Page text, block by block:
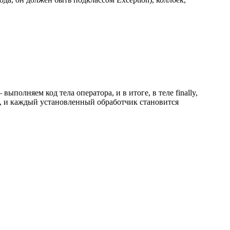
код тела оператора, и в итоге, в теле finally,
и каждый установленный обработчик становится